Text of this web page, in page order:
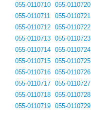
055-0110710
055-0110711
055-0110712
055-0110713
055-0110714
055-0110715
055-0110716
055-0110717
055-0110718
055-0110719
055-0110720
055-0110721
055-0110722
055-0110723
055-0110724
055-0110725
055-0110726
055-0110727
055-0110728
055-0110729